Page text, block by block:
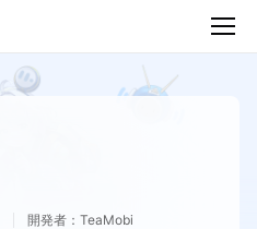
開発者：TeaMobi